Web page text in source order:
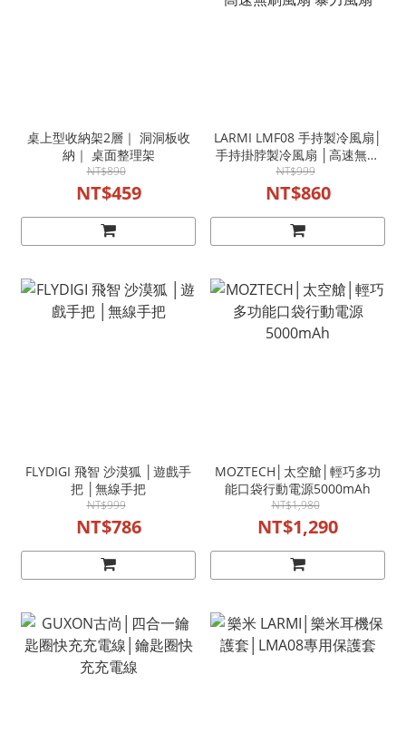
桌上型收納架2層｜ 洞洞板收
納｜ 桌面整理架
NT$890
NT$459
LARMI LMF08 手持製冷風扇│
手持掛脖製冷風扇 │高速無刷
風扇 暴力風扇
NT$999
NT$860
FLYDIGI 飛智 沙漠狐 │遊戲手
把 │無線手把
NT$999
NT$786
MOZTECH│太空艙│輕巧多功
能口袋行動電源5000mAh
NT$1,980
NT$1,290